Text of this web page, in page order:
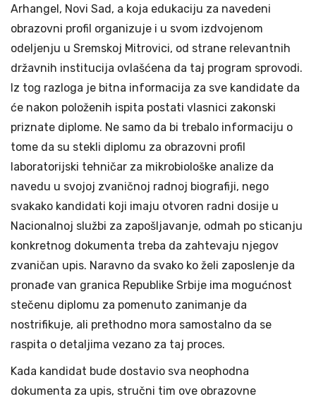
Arhangel, Novi Sad, a koja edukaciju za navedeni
obrazovni profil organizuje i u svom izdvojenom
odeljenju u Sremskoj Mitrovici, od strane relevantnih
državnih institucija ovlašćena da taj program sprovodi.
Iz tog razloga je bitna informacija za sve kandidate da
će nakon položenih ispita postati vlasnici zakonski
priznate diplome. Ne samo da bi trebalo informaciju o
tome da su stekli diplomu za obrazovni profil
laboratorijski tehničar za mikrobiološke analize da
navedu u svojoj zvaničnoj radnoj biografiji, nego
svakako kandidati koji imaju otvoren radni dosije u
Nacionalnoj službi za zapošljavanje, odmah po sticanju
konkretnog dokumenta treba da zahtevaju njegov
zvaničan upis. Naravno da svako ko želi zaposlenje da
pronađe van granica Republike Srbije ima mogućnost
stečenu diplomu za pomenuto zanimanje da
nostrifikuje, ali prethodno mora samostalno da se
raspita o detaljima vezano za taj proces.
Kada kandidat bude dostavio sva neophodna
dokumenta za upis, stručni tim ove obrazovne